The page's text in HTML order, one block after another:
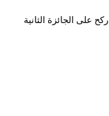
على الجائزة الثانية